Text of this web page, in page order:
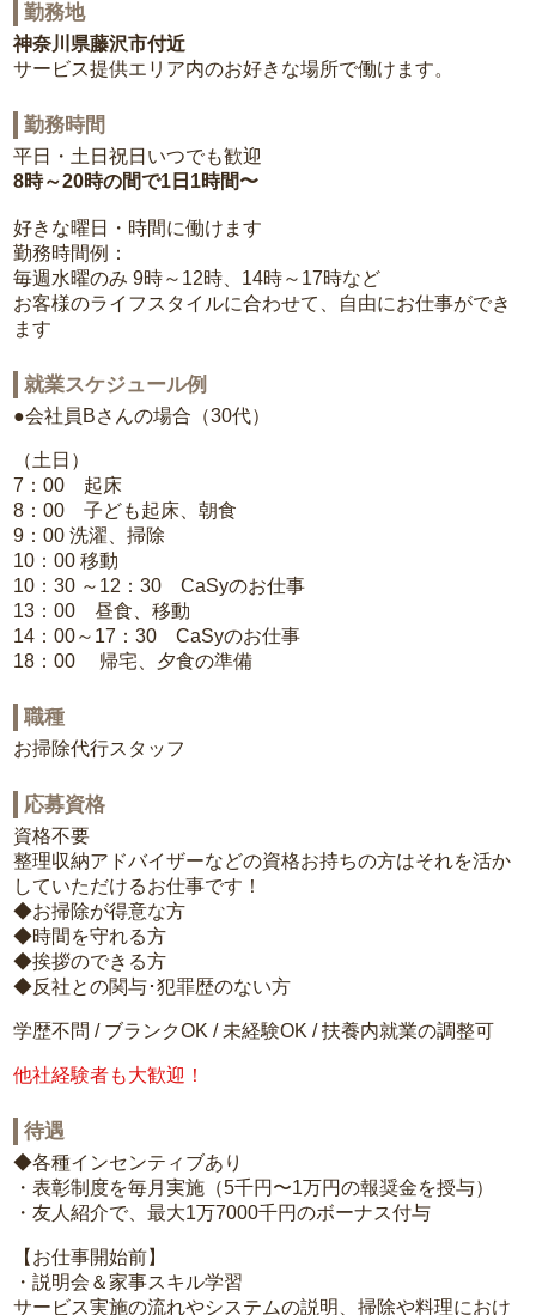
勤務地
神奈川県藤沢市付近
サービス提供エリア内のお好きな場所で働けます。
勤務時間
平日・土日祝日いつでも歓迎
8時～20時の間で1日1時間〜
好きな曜日・時間に働けます
勤務時間例：
毎週水曜のみ 9時～12時、14時～17時など
お客様のライフスタイルに合わせて、自由にお仕事ができ
ます
就業スケジュール例
●会社員Bさんの場合（30代）
（土日）
7：00 起床
8：00 子ども起床、朝食
9：00 洗濯、掃除
10：00 移動
10：30 ～12：30 CaSyのお仕事
13：00 昼食、移動
14：00～17：30 CaSyのお仕事
18：00 帰宅、夕食の準備
職種
お掃除代行スタッフ
応募資格
資格不要
整理収納アドバイザーなどの資格お持ちの方はそれを活か
していただけるお仕事です！
◆お掃除が得意な方
◆時間を守れる方
◆挨拶のできる方
◆反社との関与･犯罪歴のない方
学歴不問 / ブランクOK / 未経験OK / 扶養内就業の調整可
他社経験者も大歓迎！
待遇
◆各種インセンティブあり
・表彰制度を毎月実施（5千円〜1万円の報奨金を授与）
・友人紹介で、最大1万7000千円のボーナス付与
【お仕事開始前】
・説明会＆家事スキル学習
サービス実施の流れやシステムの説明、掃除や料理におけ